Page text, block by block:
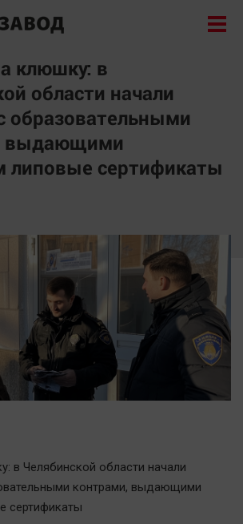
клюшку: в
области начали
образовательными
выдающими
липовые сертификаты
в Челябинской области начали
контрами, выдающими
сертификаты